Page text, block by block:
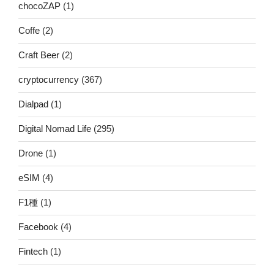
chocoZAP (1)
Coffe (2)
Craft Beer (2)
cryptocurrency (367)
Dialpad (1)
Digital Nomad Life (295)
Drone (1)
eSIM (4)
F1種 (1)
Facebook (4)
Fintech (1)